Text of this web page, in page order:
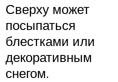
Сверху может
посыпаться
блестками или
декоративным
снегом.